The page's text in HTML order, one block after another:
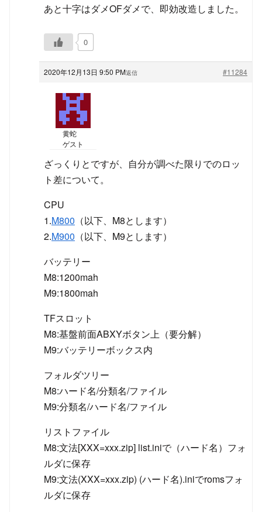
あと十字はダメOFダメで、即効改造しました。
0
2020年12月13日 9:50 PM #11284
返信
黄蛇
ゲスト
ざっくりとですが、自分が調べた限りでのロッ
ト差について。
CPU
1.M800 （以下、M8とします）
2.M900 （以下、M9とします）
バッテリー
M8:1200mah
M9:1800mah
TFスロット
M8:基盤前面ABXYボタン上（要分解）
M9:バッテリーボックス内
フォルダツリー
M8:ハード名/分類名/ファイル
M9:分類名/ハード名/ファイル
リストファイル
M8:文法[XXX=xxx.zip] list.iniで（ハード名）フォ
ルダに保存
M9:文法(XXX=xxx.zip) (ハード名).iniでromsフォ
ルダに保存